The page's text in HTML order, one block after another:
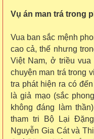
Vụ án man trá trong
Vua ban sắc mệnh
cao cả, thế nhưng
Việt Nam, ở triều
chuyện man trá trong
tra phát hiện ra có
là giả mạo (sắc
không đáng làm
tham tri Bộ Lại
Nguyễn Gia Cát và